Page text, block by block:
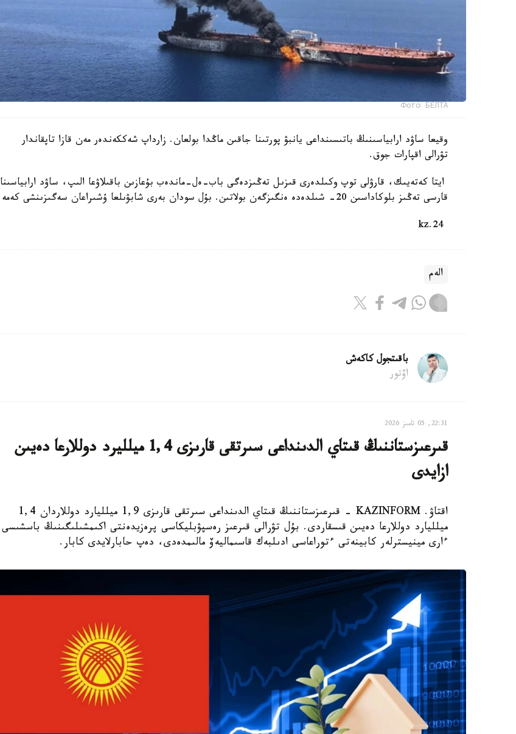
Фото: БЕЛТА
وقيعا ساۋد ارابياسىنىڭ باتىسىنداعى يانبۋ پورتىنا جاقىن ماڭدا بولعان. زارداپ شەككەندەر مەن قازا تاپقاندار
تۋرالى اقپارات جوق.
ايتا كەتەيىك، قارۋلى توپ وكىلدەرى قىزىل تەڭىزدەگى باب-ەل-ماندەب بۇعازىن باقىلاۋعا الىپ، ساۋد ارابياسىنا
قارسى تەڭىز بلوكاداسىن 20- شىلدەدە ەنگىزگەن بولاتىن. بۇل سودان بەرى شابۋىلعا ۇشىراعان سەگىزىنشى كەمە.
الەم
باقىتجول كاكەش
اۆتور
22:31, 05 تامىز 2026
قىرعىزستاننىڭ قىتاي الدىنداعى سىرتقى قارىزى 1,4 ميلليرد دوللارعا دەيىن
ازايدى
اقتاۋ. KAZINFORM - قىرعىزستاننىڭ قىتاي الدىنداعى سىرتقى قارىزى 1,9 ميلليارد دوللاردان 1,4
ميلليارد دوللارعا دەيىن قىسقاردى. بۇل تۋرالى قىرعىز رەسپۋبليكاسى پرەزيدەنتى اكىمشىلىگىنىڭ باسشىسى
ءارى مينيسترلەر كابينەتى ءتوراعاسى ادىلبەك قاسىماليەۆ مالىمدەدى، دەپ حابارلايدى كابار.